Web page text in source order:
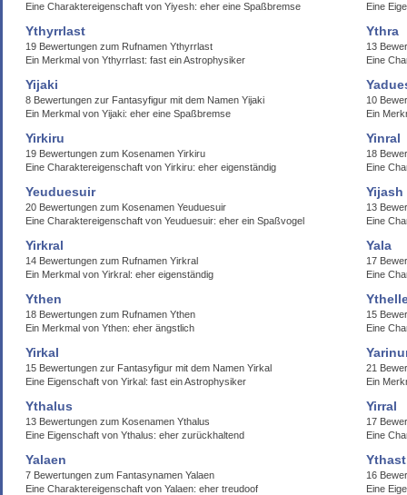
Eine Charaktereigenschaft von Yiyesh: eher eine Spaßbremse
Eine
Ythyrrlast
19 Bewertungen zum Rufnamen Ythyrrlast
Ein Merkmal von Ythyrrlast: fast ein Astrophysiker
Ythra
13
Eine
Yijaki
8 Bewertungen zur Fantasyfigur mit dem Namen Yijaki
Ein Merkmal von Yijaki: eher eine Spaßbremse
10
Ein
Yirkiru
19 Bewertungen zum Kosenamen Yirkiru
Eine Charaktereigenschaft von Yirkiru: eher eigenständig
Yinral
18
Eine
Yeuduesuir
20 Bewertungen zum Kosenamen Yeuduesuir
Eine Charaktereigenschaft von Yeuduesuir: eher ein Spaßvogel
Yijash
13
Eine
Yirkral
14 Bewertungen zum Rufnamen Yirkral
Ein Merkmal von Yirkral: eher eigenständig
Yala
17
Eine
Ythen
18 Bewertungen zum Rufnamen Ythen
Ein Merkmal von Ythen: eher ängstlich
15
Eine
Yirkal
15 Bewertungen zur Fantasyfigur mit dem Namen Yirkal
Eine Eigenschaft von Yirkal: fast ein Astrophysiker
21
Ein
Ythalus
13 Bewertungen zum Kosenamen Ythalus
Eine Eigenschaft von Ythalus: eher zurückhaltend
Yirral
17
Eine
Yalaen
7 Bewertungen zum Fantasynamen Yalaen
Eine Charaktereigenschaft von Yalaen: eher treudoof
Ythast
16
Eine